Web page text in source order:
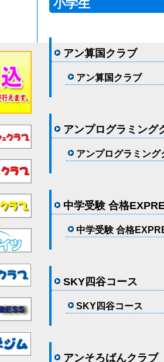
小学生
アン算国クラブ
アン算国クラブ
アンプログラミング
アンプログラミン
中学受験 合格
中学受験 合格
SKY四谷コース
SKY四谷コース
アンそろばんクラブ